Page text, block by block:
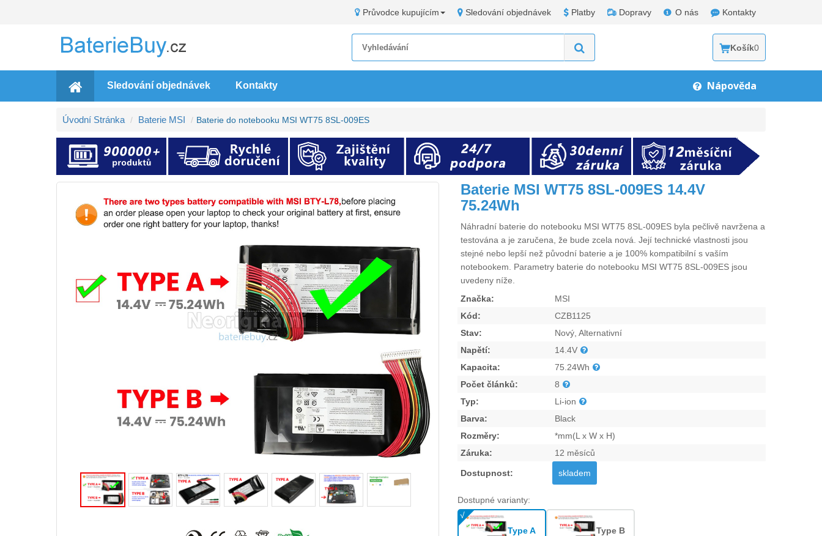
Průvodce kupujícím Sledování objednávek Platby Dopravy O nás Kontakty
Košík0
Sledování objednávek Kontakty Nápověda
Úvodní Stránka Baterie MSI Baterie do notebooku MSI WT75 8SL-009ES
Baterie MSI WT75 8SL-009ES 14.4V
75.24Wh
Náhradní baterie do notebooku MSI WT75 8SL-009ES byla pečlivě navržena a
testována a je zaručena, že bude zcela nová. Její technické vlastnosti jsou
stejné nebo lepší než původní baterie a je 100% kompatibilní s vaším
notebookem. Parametry baterie do notebooku MSI WT75 8SL-009ES jsou
uvedeny níže.
Značka:
MSI
Kód:
CZB1125
Stav:
Nový, Alternativní
Napětí:
14.4V
Kapacita:
75.24Wh
Počet článků:
8
Typ:
Li-ion
Barva:
Black
Rozměry:
*mm(L x W x H)
Záruka:
12 měsíců
Dostupnost: skladem
Dostupné varianty:
Type A Type B